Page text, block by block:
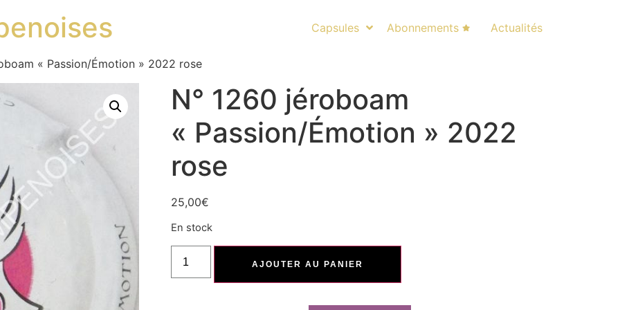
Capsules Abonnements Actualités
« Passion/Émotion » 2022 rose
N° 1260 jéroboam
« Passion/Émotion » 2022
rose
25,00€
En stock
AJOUTER AU PANIER